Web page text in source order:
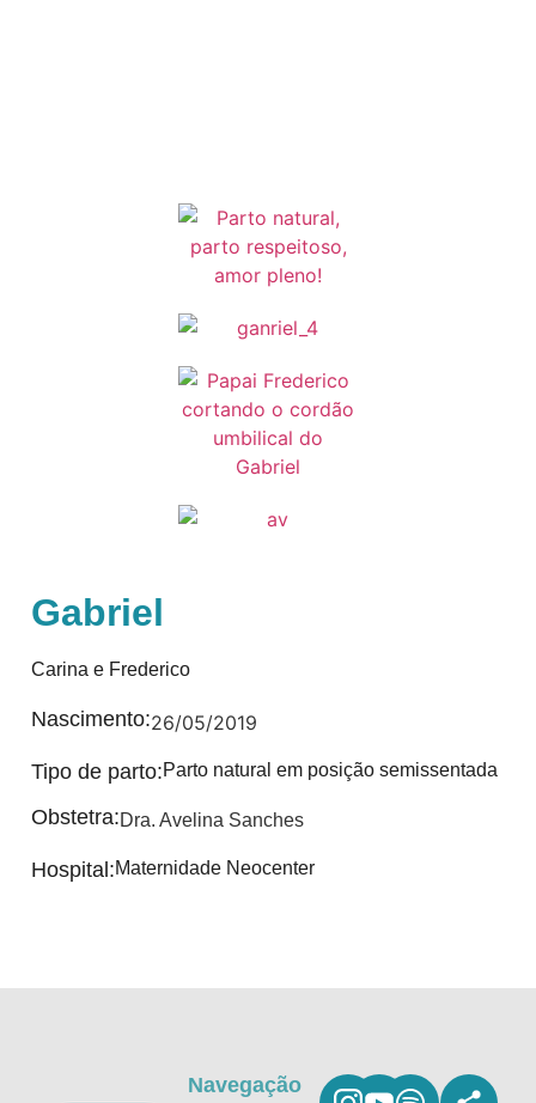
Gabriel
Carina e Frederico
Nascimento:26/05/2019
Tipo de parto:Parto natural em posição semissentada
Obstetra:Dra. Avelina Sanches
Hospital:Maternidade Neocenter
Navegação